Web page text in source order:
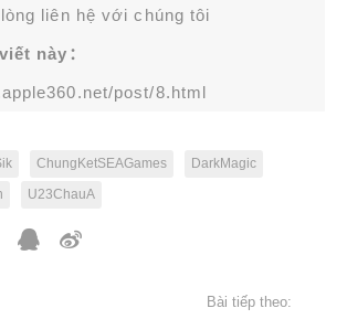
liên hệ với chúng tôi
này：
post/8.html
ChungKetSEAGames
DarkMagic
U23ChauA
Bài tiếp theo: